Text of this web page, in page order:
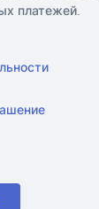
платежей.